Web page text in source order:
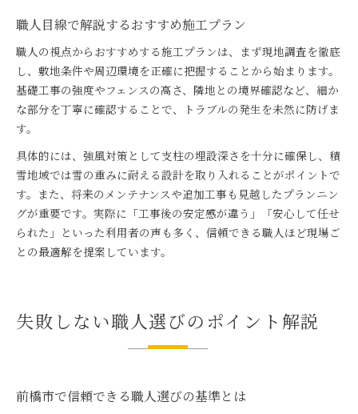
職人目線で解説するおすすめ施工プラン
職人の視点からおすすめする施工プランは、まず現地調査を徹底
し、敷地条件や周辺環境を正確に把握することから始まります。
基礎工事の強度やフェンスの高さ、隣地との境界確認など、細か
な部分を丁寧に確認することで、トラブルの発生を未然に防げま
す。
具体的には、強風対策として支柱の埋設深さを十分に確保し、積
雪地域では雪の重みに耐える設計を取り入れることがポイントで
す。また、将来のメンテナンスや追加工事も見越したプランニン
グが重要です。実際に「工事後の安定感が違う」「安心して任せ
られた」といった利用者の声も多く、信頼できる職人ほど現場ご
との最適解を提案しています。
失敗しない職人選びのポイント解説
前橋市で信頼できる職人選びの基準とは